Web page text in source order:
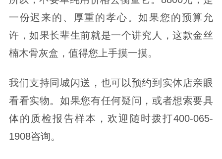
一份迟来的、厚重的孝心。如果您的预算允
许，如果长辈生前就是一个讲究人，这款金丝
楠木骨灰盒，值得您上手摸一摸。
我们支持同城闪送，也可以预约到实体店亲眼
看看实物。如果您有任何疑问，或者想索要具
体的质检报告样本，欢迎随时拨打400-065-
1908咨询。